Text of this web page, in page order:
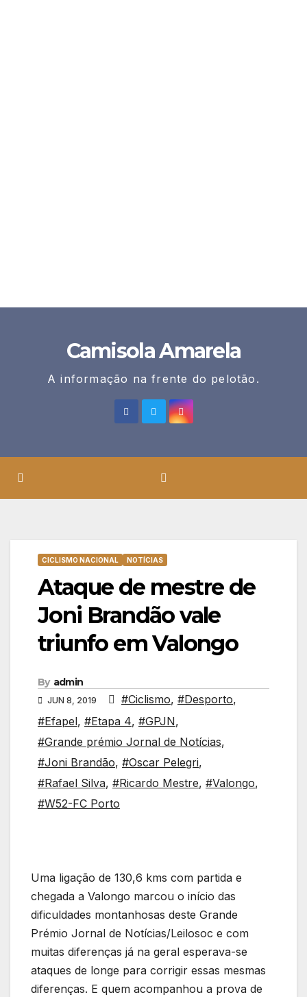
Camisola Amarela
A informação na frente do pelotão.
CICLISMO NACIONAL NOTÍCIAS
Ataque de mestre de
Joni Brandão vale
triunfo em Valongo
By admin
JUN 8, 2019 #Ciclismo, #Desporto,
#Efapel, #Etapa 4, #GPJN,
#Grande prémio Jornal de Notícias,
#Joni Brandão, #Oscar Pelegri,
#Rafael Silva, #Ricardo Mestre, #Valongo,
#W52-FC Porto
Uma ligação de 130,6 kms com partida e
chegada a Valongo marcou o início das
dificuldades montanhosas deste Grande
Prémio Jornal de Notícias/Leilosoc e com
muitas diferenças já na geral esperava-se
ataques de longe para corrigir essas mesmas
diferenças. E quem acompanhou a prova de